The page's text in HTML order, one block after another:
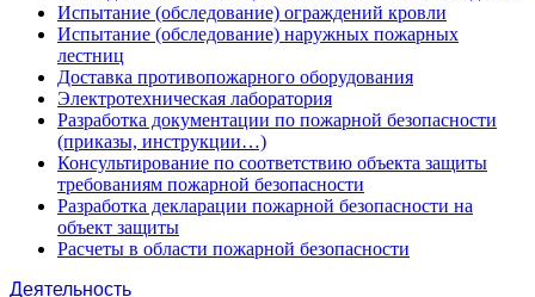
Испытание (обследование) ограждений кровли
Испытание (обследование) наружных пожарных
лестниц
Доставка противопожарного оборудования
Электротехническая лаборатория
Разработка документации по пожарной безопасности
(приказы, инструкции…)
Консультирование по соответствию объекта защиты
требованиям пожарной безопасности
Разработка декларации пожарной безопасности на
объект защиты
Расчеты в области пожарной безопасности
Деятельность